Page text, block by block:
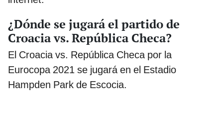
¿Dónde se jugará el partido de
Croacia vs. República Checa?
El Croacia vs. República Checa por la
Eurocopa 2021 se jugará en el Estadio
Hampden Park de Escocia.